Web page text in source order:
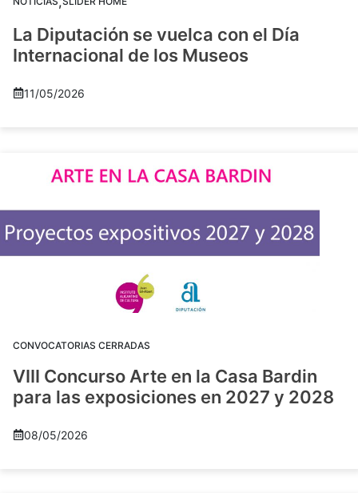
La Diputación se vuelca con el Día
Internacional de los Museos
11/05/2026
CONVOCATORIAS CERRADAS
VIII Concurso Arte en la Casa Bardin
para las exposiciones en 2027 y 2028
08/05/2026